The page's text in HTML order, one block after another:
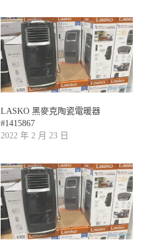
LASKO 黑麥克陶瓷電暖器
#1415867
2022 年 2 月 23 日